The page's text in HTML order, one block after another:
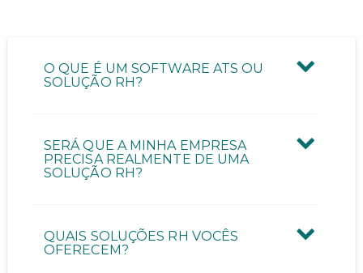
Quantas pessoas vão utilizar a ferramenta?
O QUE É UM SOFTWARE ATS OU
SOLUÇÃO RH?
SERÁ QUE A MINHA EMPRESA
PRECISA REALMENTE DE UMA
SOLUÇÃO RH?
QUAIS SOLUÇÕES RH VOCÊS
OFERECEM?